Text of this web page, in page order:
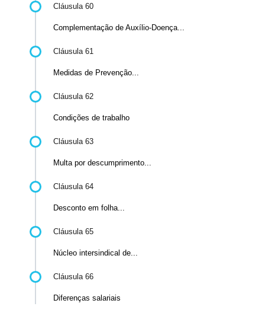
Cláusula 60
Complementação de Auxílio-Doença...
Cláusula 61
Medidas de Prevenção...
Cláusula 62
Condições de trabalho
Cláusula 63
Multa por descumprimento...
Cláusula 64
Desconto em folha...
Cláusula 65
Núcleo intersindical de...
Cláusula 66
Diferenças salariais